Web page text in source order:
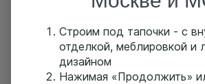
Мебель и сантехника
Строим под тапочки - с
отделкой, меблировкой и
дизайном
Нажимая «Продолжить»